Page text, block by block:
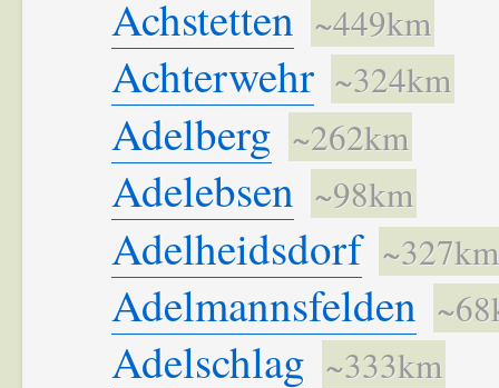
Achstetten ~449km
Achterwehr ~324km
Adelberg ~262km
Adelebsen ~98km
Adelheidsdorf ~327km
Adelmannsfelden
Adelschlag ~333km